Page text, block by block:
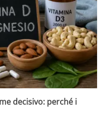
decisivo: perché i